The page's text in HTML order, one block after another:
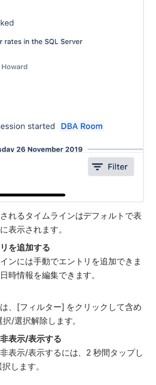
れるタイムラインはデフォルトで表
表示されます。
を追加する
ンには手動でエントリを追加できま
時情報を編集できます。
、[フィルター] をクリックして含め
/選択解除します。
表示/表示する
表示/表示するには、2 秒間タップし
します。